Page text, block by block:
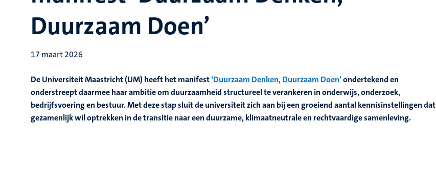
Duurzaam Doen’
17 maart 2026
De Universiteit Maastricht (UM) heeft het manifest‘Duurzaam Denken, Duurzaam Doen’ondertekend en
onderstreept daarmee haar ambitie om duurzaamheid structureel te verankeren in onderwijs, onderzoek,
bedrijfsvoering en bestuur. Met deze stap sluit de universiteit zich aan bij een groeiend aantal kennisinstellingen dat
gezamenlijk wil optrekken in de transitie naar een duurzame, klimaatneutrale en rechtvaardige samenleving.